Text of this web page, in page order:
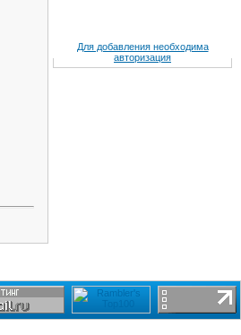
Для добавления необходима
авторизация